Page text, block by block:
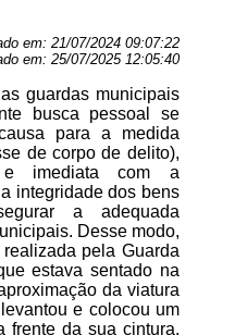
em: 21/07/2024 09:07:22
em: 25/07/2025 12:05:40
guardas municipais
busca pessoal se
para a medida
de corpo de delito),
e imediata com a
integridade dos bens
a adequada
Desse modo,
pela Guarda
estava sentado na
da viatura
e colocou um
frente da sua cintura.